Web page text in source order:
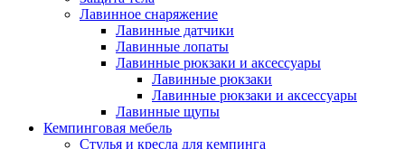
Лавинное снаряжение
Лавинные датчики
Лавинные лопаты
Лавинные рюкзаки и аксессуары
Лавинные рюкзаки
Лавинные рюкзаки и аксессуары
Лавинные щупы
Кемпинговая мебель
Стулья и кресла для кемпинга